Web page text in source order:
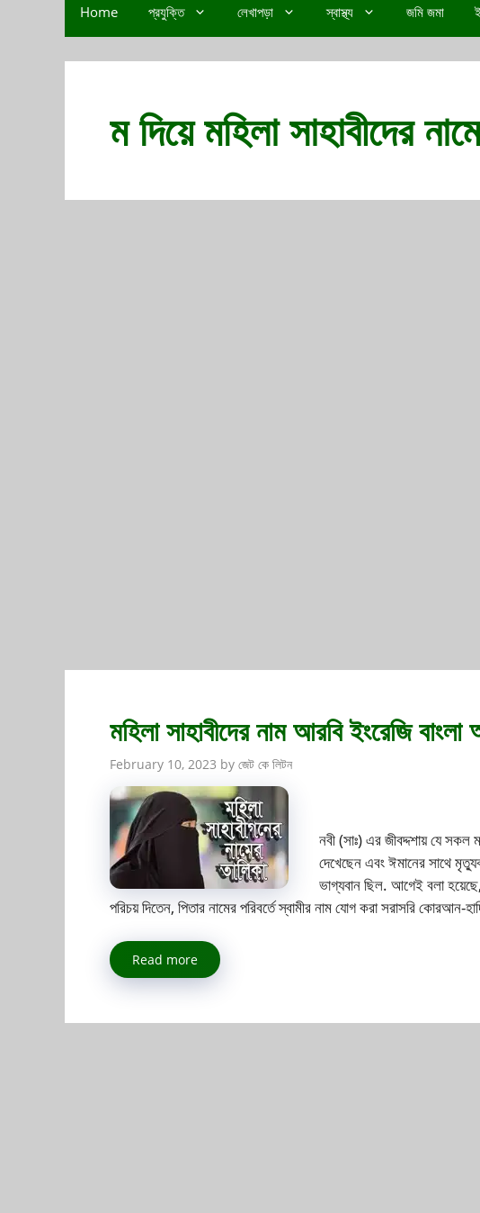
Home প্রযুক্তি লেখাপড়া স্বাস্থ্য জমি জমা
ম দিয়ে মহিলা সাহাবীদের
মহিলা সাহাবীদের নাম আরবি ইংরেজি বাংলা
February 10, 2023 by জেট কে লিটন
নবী (সাঃ) এর জীবদ্দশায় যে সকল
দেখেছেন এবং ঈমানের সাথে
ভাগ্যবান ছিল. আগেই বলা হয়েছে,
পরিচয় দিতেন, পিতার নামের পরিবর্তে স্বামীর নাম যোগ করা সরাসরি কোরআন-
Read more